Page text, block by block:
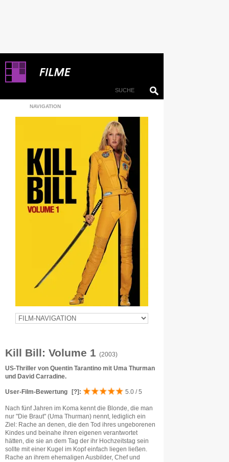
NAVIGATION
Kill Bill: Volume 1 (2003)
US-Thriller von Quentin Tarantino mit Uma Thurman
und David Carradine.
User-Film-Bewertung [?] : 5.0 / 5
Nach fünf Jahren im Koma kennt die Blonde, die man
nur "Die Braut" (Uma Thurman) nennt, lediglich ein
Ziel: Rache an denen, die den Tod ihres ungeborenen
Kindes und beinahe ihren eigenen verantwortet
hätten, die sie an dem Tag der ihr Hochzeitstag sein
sollte mit einer Kugel im Kopf einfach liegen ließen.
Rache an ihrem ehemaligen Ausbilder, Chef und